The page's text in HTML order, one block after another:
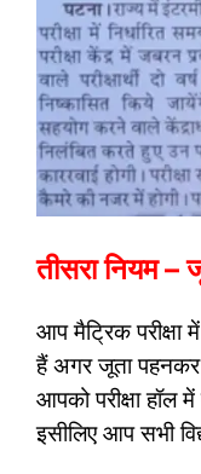
तीसरा नियम –
आप मैट्रिक
हैं अगर जूता पहनकर
आपको परीक्षा हॉल
इसीलिए आप सभी